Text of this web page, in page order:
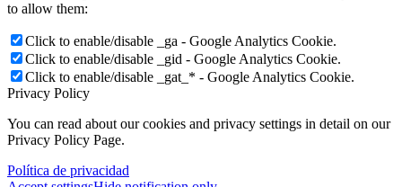
to allow them:
Click to enable/disable _ga - Google Analytics Cookie.
Click to enable/disable _gid - Google Analytics Cookie.
Click to enable/disable _gat_* - Google Analytics Cookie.
Privacy Policy
You can read about our cookies and privacy settings in detail on our
Privacy Policy Page.
Política de privacidad